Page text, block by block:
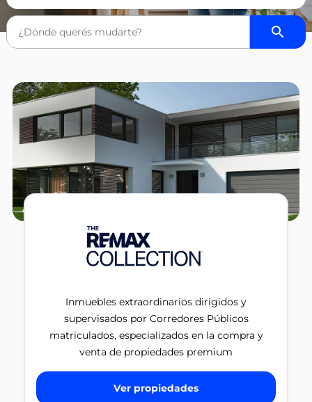
Inmuebles extraordinarios dirigidos y
supervisados por Corredores Públicos
matriculados, especializados en la compra y
venta de propiedades premium
Ver propiedades